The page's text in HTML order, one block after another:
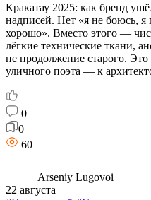
Кракатау 2025: как бренд
надписей. Нет «я не боюсь, я
хорошо». Вместо этого —
лёгкие технические ткани,
не продолжение старого.
уличного поэта — к
0
0
60
Arseniy Lugovoi
22 августа